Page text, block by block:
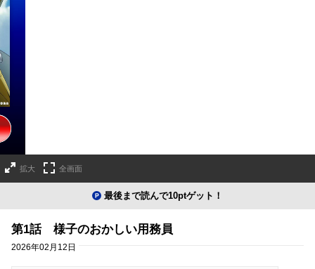
拡大 全画面
最後まで読んで10ptゲット！
第1話 様子のおかしい用務員
2026年02月12日